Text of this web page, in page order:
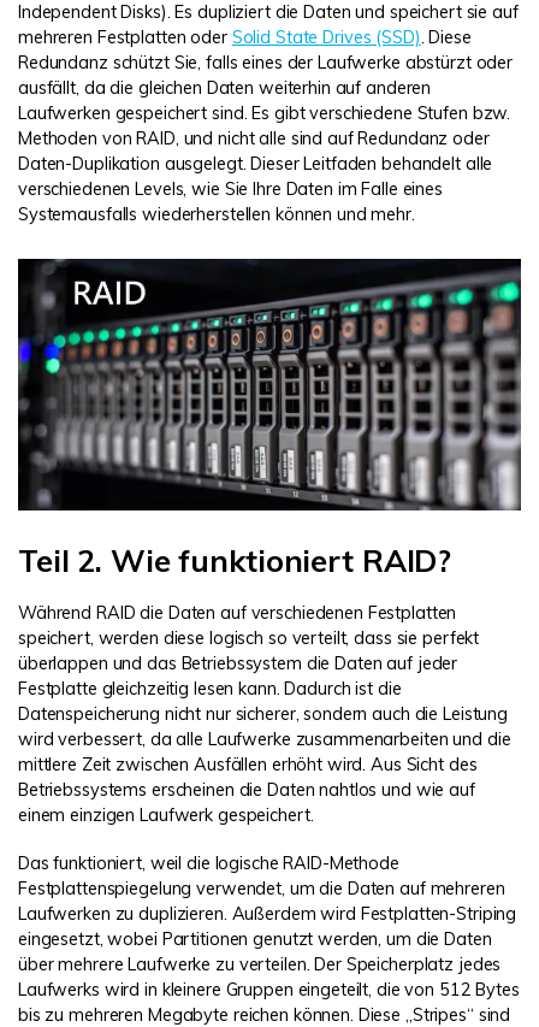
UBackit - Datensicherung
Independent Disks). Es dupliziert die Daten und speichert sie auf
mehreren Festplatten oder Solid State Drives (SSD). Diese
Redundanz schützt Sie, falls eines der Laufwerke abstürzt oder
ausfällt, da die gleichen Daten weiterhin auf anderen
Laufwerken gespeichert sind. Es gibt verschiedene Stufen bzw.
Methoden von RAID, und nicht alle sind auf Redundanz oder
Daten-Duplikation ausgelegt. Dieser Leitfaden behandelt alle
verschiedenen Levels, wie Sie Ihre Daten im Falle eines
Systemausfalls wiederherstellen können und mehr.
Teil 2. Wie funktioniert RAID?
Während RAID die Daten auf verschiedenen Festplatten
speichert, werden diese logisch so verteilt, dass sie perfekt
überlappen und das Betriebssystem die Daten auf jeder
Festplatte gleichzeitig lesen kann. Dadurch ist die
Datenspeicherung nicht nur sicherer, sondern auch die Leistung
wird verbessert, da alle Laufwerke zusammenarbeiten und die
mittlere Zeit zwischen Ausfällen erhöht wird. Aus Sicht des
Betriebssystems erscheinen die Daten nahtlos und wie auf
einem einzigen Laufwerk gespeichert.
Das funktioniert, weil die logische RAID-Methode
Festplattenspiegelung verwendet, um die Daten auf mehreren
Laufwerken zu duplizieren. Außerdem wird Festplatten-Striping
eingesetzt, wobei Partitionen genutzt werden, um die Daten
über mehrere Laufwerke zu verteilen. Der Speicherplatz jedes
Laufwerks wird in kleinere Gruppen eingeteilt, die von 512 Bytes
bis zu mehreren Megabyte reichen können. Diese „Stripes“ sind